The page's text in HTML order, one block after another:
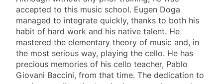
accepted to this music school. Eugen Doga
managed to integrate quickly, thanks to both his
habit of hard work and his native talent. He
mastered the elementary theory of music and, in
the most serious way, playing the cello. He has
precious memories of his cello teacher, Pablo
Giovani Baccini, from that time. The dedication to